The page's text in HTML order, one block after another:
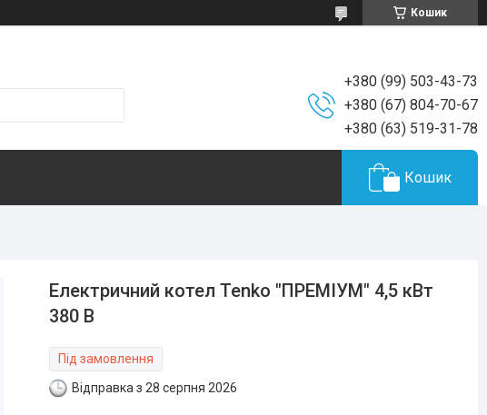
Кошик
+380 (99) 503-43-73
+380 (67) 804-70-67
+380 (63) 519-31-78
Кошик
Електричний котел Tenko "ПРЕМІУМ" 4,5 кВт
380 В
Під замовлення
Відправка з 28 серпня 2026